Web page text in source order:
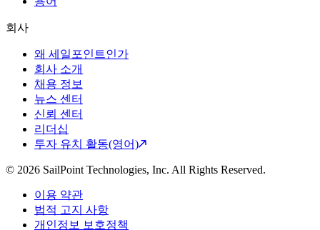
회사
왜 세일포인트인가
회사 소개
채용 정보
뉴스 센터
신뢰 센터
리더십
투자 유치 활동(영어)
© 2026 SailPoint Technologies, Inc. All Rights Reserved.
이용 약관
법적 고지 사항
개인정보 보호정책